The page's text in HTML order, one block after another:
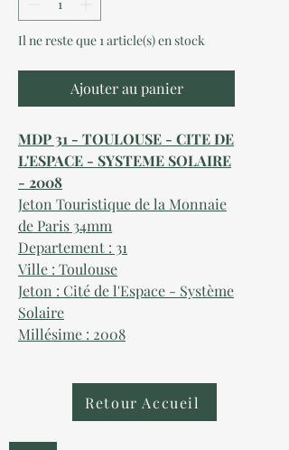
Il ne reste que 1 article(s) en stock
Ajouter au panier
MDP 31 - TOULOUSE - CITE DE
L'ESPACE - SYSTEME SOLAIRE
- 2008
Jeton Touristique de la Monnaie
de Paris 34mm
Departement : 31
Ville : Toulouse
Jeton : Cité de l'Espace - Système
Solaire
Millésime : 2008
Retour Accueil